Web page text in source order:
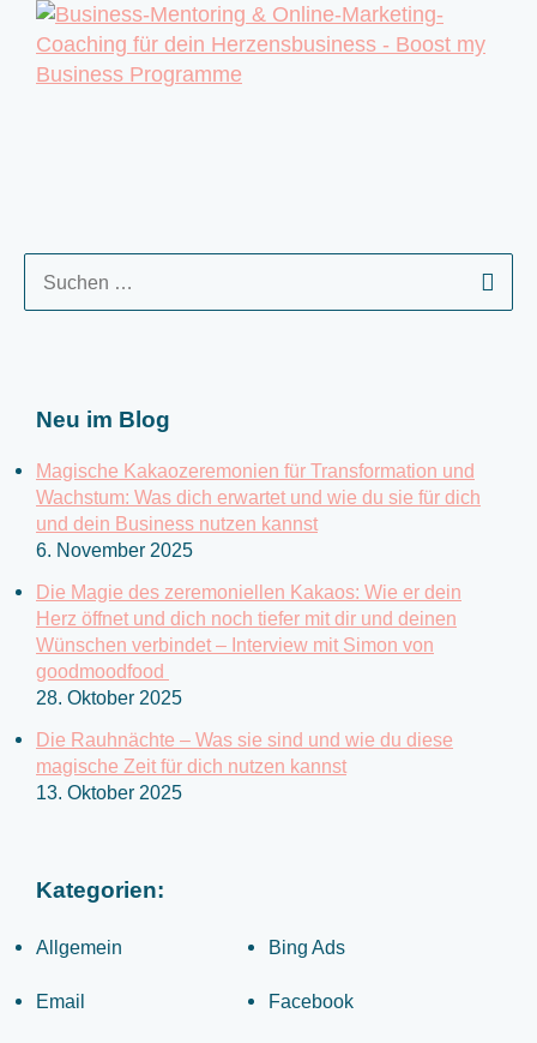
u
Neu im Blog
Magische Kakaozeremonien für Transformation und
Wachstum: Was dich erwartet und wie du sie für dich
und dein Business nutzen kannst
6. November 2025
Die Magie des zeremoniellen Kakaos: Wie er dein
Herz öffnet und dich noch tiefer mit dir und deinen
Wünschen verbindet – Interview mit Simon von
goodmoodfood
28. Oktober 2025
Die Rauhnächte – Was sie sind und wie du diese
magische Zeit für dich nutzen kannst
13. Oktober 2025
Kategorien:
Allgemein Bing Ads
Email Facebook